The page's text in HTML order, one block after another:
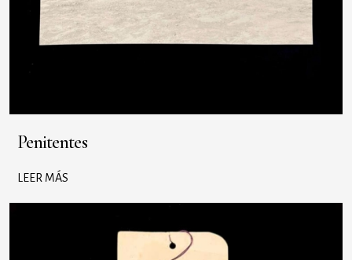
Penitentes
LEER MÁS